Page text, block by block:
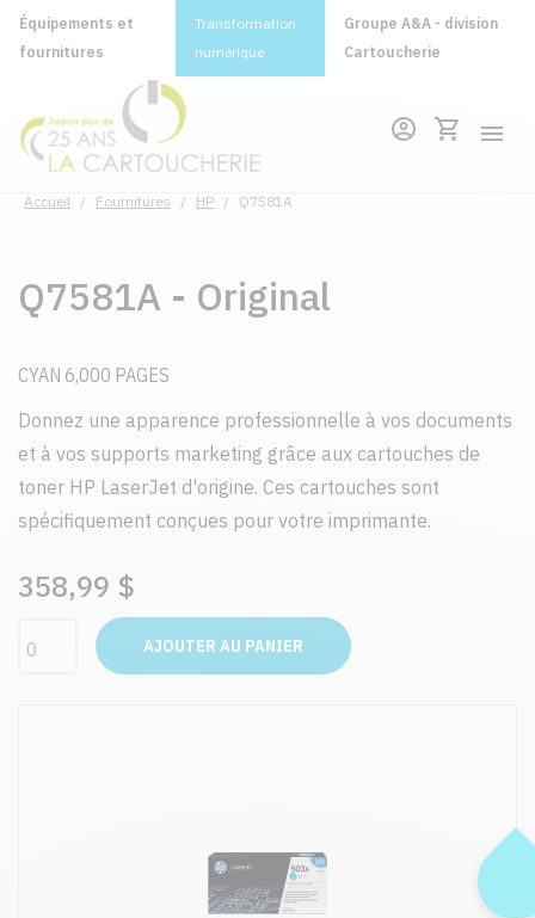
Équipements et
fournitures
Transformation
numérique
Groupe A&A - division
Cartoucherie
Accueil / Fournitures / HP / Q7581A
Q7581A - Original
CYAN 6,000 PAGES
Donnez une apparence professionnelle à vos documents
et à vos supports marketing grâce aux cartouches de
toner HP LaserJet d'origine. Ces cartouches sont
spécifiquement conçues pour votre imprimante.
358,99 $
AJOUTER AU PANIER